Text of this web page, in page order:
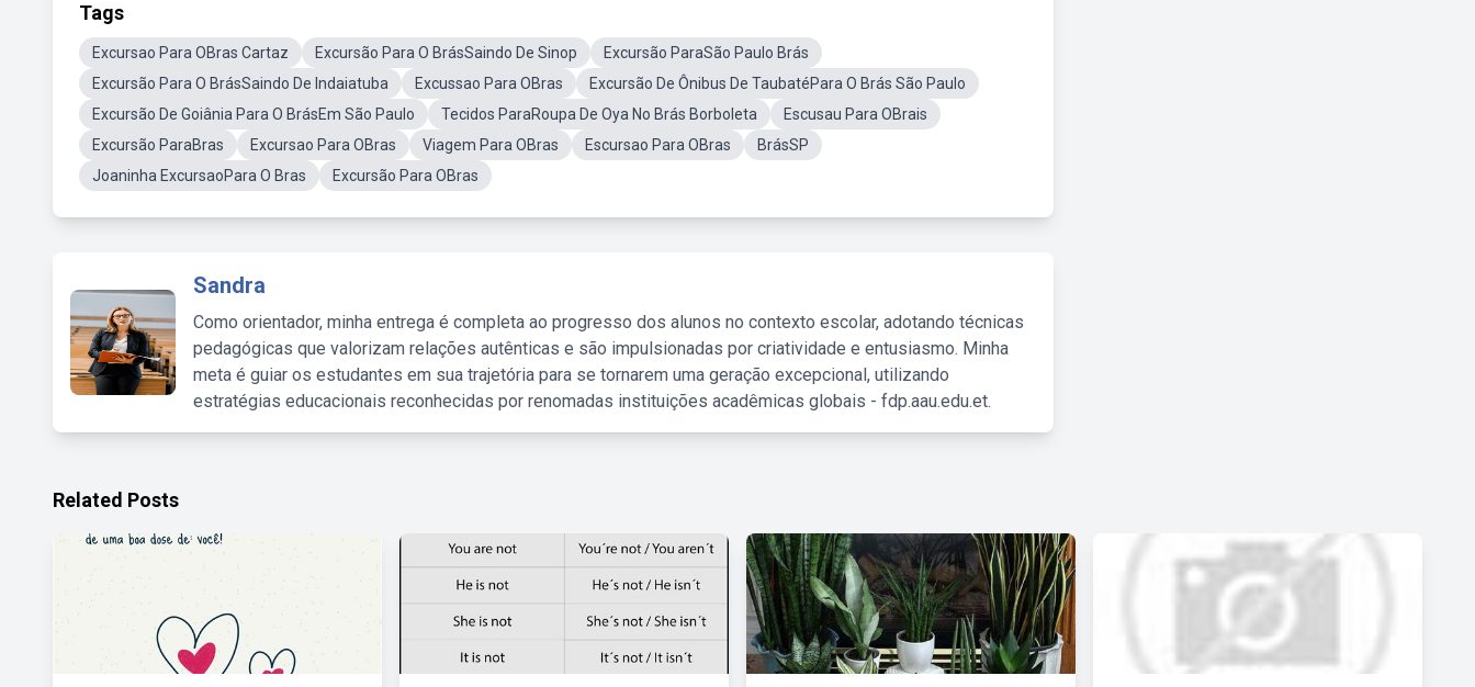
Tags
Excursao Para OBras Cartaz Excursão Para O BrásSaindo De Sinop
Excursão ParaSão Paulo Brás
Excursão Para O BrásSaindo De Indaiatuba
Excussao Para OBras
Excursão De Ônibus De TaubatéPara O Brás São Paulo
Excursão De Goiânia Para O BrásEm São Paulo
Tecidos ParaRoupa De Oya No Brás Borboleta
Escusau Para OBrais
Excursão ParaBras
Excursao Para OBras Viagem Para OBras Escursao Para OBras
BrásSP
Joaninha ExcursaoPara O Bras
Excursão Para OBras
Sandra
Como orientador, minha entrega é completa ao progresso dos alunos no contexto escolar, adotando técnicas
pedagógicas que valorizam relações autênticas e são impulsionadas por criatividade e entusiasmo. Minha
meta é guiar os estudantes em sua trajetória para se tornarem uma geração excepcional, utilizando
estratégias educacionais reconhecidas por renomadas instituições acadêmicas globais - fdp.aau.edu.et.
Related Posts